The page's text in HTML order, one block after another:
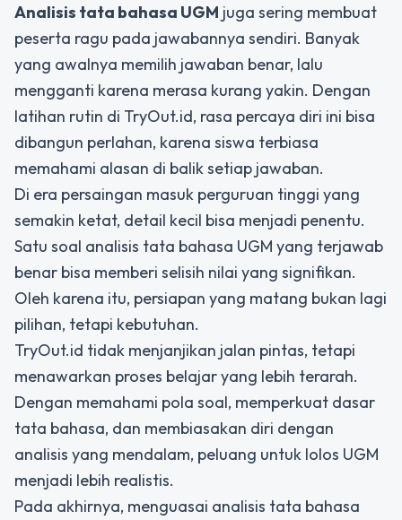
Analisis tata bahasa UGM juga sering membuat
peserta ragu pada jawabannya sendiri. Banyak
yang awalnya memilih jawaban benar, lalu
mengganti karena merasa kurang yakin. Dengan
latihan rutin di TryOut.id, rasa percaya diri ini bisa
dibangun perlahan, karena siswa terbiasa
memahami alasan di balik setiap jawaban.
Di era persaingan masuk perguruan tinggi yang
semakin ketat, detail kecil bisa menjadi penentu.
Satu soal analisis tata bahasa UGM yang terjawab
benar bisa memberi selisih nilai yang signifikan.
Oleh karena itu, persiapan yang matang bukan lagi
pilihan, tetapi kebutuhan.
TryOut.id tidak menjanjikan jalan pintas, tetapi
menawarkan proses belajar yang lebih terarah.
Dengan memahami pola soal, memperkuat dasar
tata bahasa, dan membiasakan diri dengan
analisis yang mendalam, peluang untuk lolos UGM
menjadi lebih realistis.
Pada akhirnya, menguasai analisis tata bahasa